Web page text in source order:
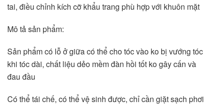
tai, điều chỉnh kích cỡ khẩu trang phù hợp với khuôn mặt
Mô tả sản phẩm:
Sản phẩm có lỗ ở giữa có thể cho tóc vào ko bị vướng tóc
khi tóc dài, chất liệu dẻo mềm đàn hồi tốt ko gây cấn và
đau đầu
Có thể tái chế, có thể vệ sinh được, chỉ cần giặt sạch phơi